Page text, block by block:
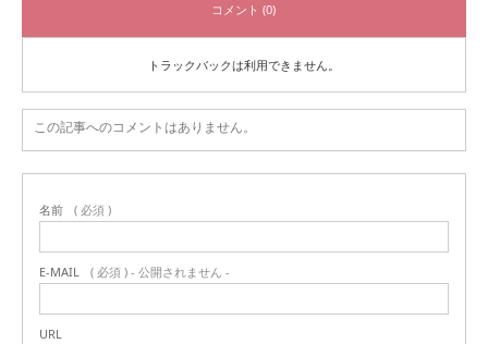
コメント (0)
トラックバックは利用できません。
この記事へのコメントはありません。
名前 ( 必須 )
E-MAIL ( 必須 ) - 公開されません -
URL